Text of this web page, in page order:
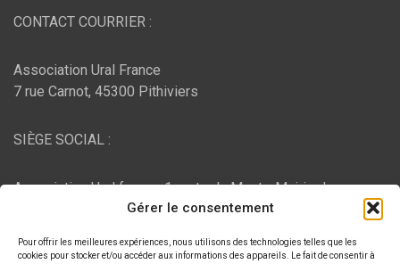
Gérer le consentement
Pour offrir les meilleures expériences, nous utilisons des technologies telles que les
cookies pour stocker et/ou accéder aux informations des appareils. Le fait de consentir à
CONTACT COURRIER :
Association Ural France
7 rue Carnot, 45300 Pithiviers
SIÈGE SOCIAL :
Association Ural france, 1 route du Mont - Mairie de
Bujaleuf, 87460 Bujaleuf
HÉBERGEMENT :